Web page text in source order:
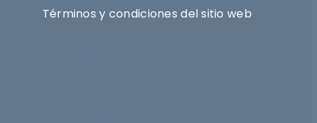
Términos y condiciones del sitio web